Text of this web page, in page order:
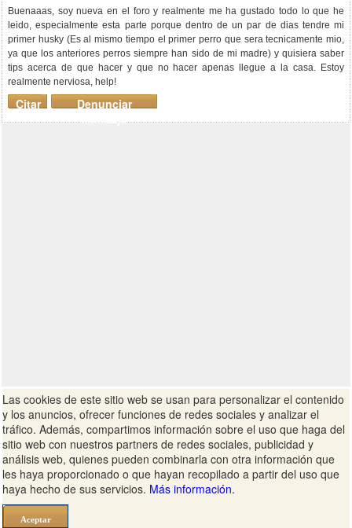
Buenaaas, soy nueva en el foro y realmente me ha gustado todo lo que he
leido, especialmente esta parte porque dentro de un par de dias tendre mi
primer husky (Es al mismo tiempo el primer perro que sera tecnicamente mio,
ya que los anteriores perros siempre han sido de mi madre) y quisiera saber
tips acerca de que hacer y que no hacer apenas llegue a la casa. Estoy
realmente nerviosa, help!
Denunciar
mensaje
Citar
Las cookies de este sitio web se usan para personalizar el contenido
y los anuncios, ofrecer funciones de redes sociales y analizar el
tráfico. Además, compartimos información sobre el uso que haga del
sitio web con nuestros partners de redes sociales, publicidad y
análisis web, quienes pueden combinarla con otra información que
les haya proporcionado o que hayan recopilado a partir del uso que
haya hecho de sus servicios. Más información.